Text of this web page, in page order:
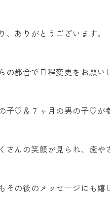
、ありがとうございます。
の都合で日程変更をお願
子♡＆７ヶ月の男の子♡が
さんの笑顔が見られ、癒や
その後のメッセージにも